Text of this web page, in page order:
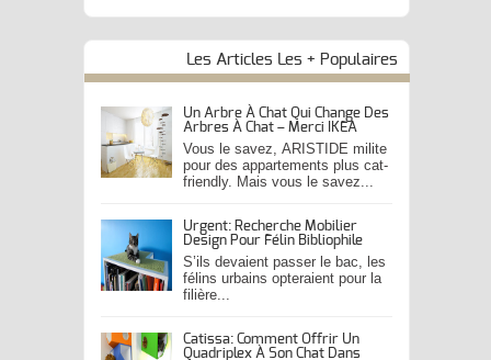
Les Articles Les + Populaires
Un Arbre À Chat Qui Change Des
Arbres À Chat – Merci IKEA
Vous le savez, ARISTIDE milite
pour des appartements plus cat-
friendly. Mais vous le savez...
Urgent: Recherche Mobilier
Design Pour Félin Bibliophile
S’ils devaient passer le bac, les
félins urbains opteraient pour la
filière...
Catissa: Comment Offrir Un
Quadriplex À Son Chat Dans